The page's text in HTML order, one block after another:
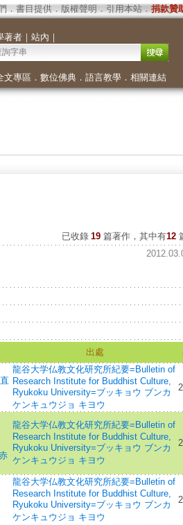
． 書目提供． 版權聲明 ． 引用本站． 捐款贊
著者｜ 站內 ｜
文專區 ． 數位佛典． 語言教學． 相關連結
已收錄 19 篇著作，其中有12
出處
龍谷大学仏教文化研究所紀要=Bulletin of
Research Institute for Buddhist Culture,
Ryukoku University=ブッキョウ ブンカ
ケンキュウジョ キヨウ
龍谷大学仏教文化研究所紀要=Bulletin of
Research Institute for Buddhist Culture,
Ryukoku University=ブッキョウ ブンカ
ケンキュウジョ キヨウ
龍谷大学仏教文化研究所紀要=Bulletin of
Research Institute for Buddhist Culture,
Ryukoku University=ブッキョウ ブンカ
ケンキュウジョ キヨウ